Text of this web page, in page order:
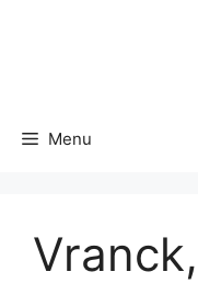
Menu